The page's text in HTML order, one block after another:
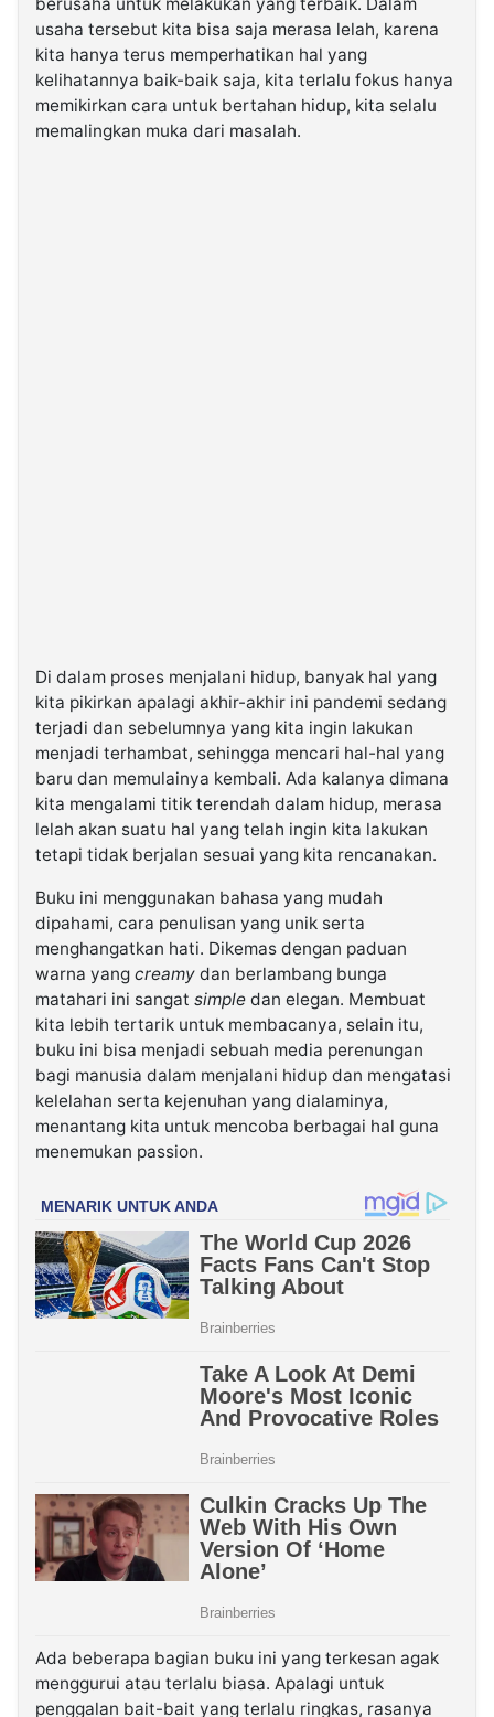
berusaha untuk melakukan yang terbaik. Dalam
usaha tersebut kita bisa saja merasa lelah, karena
kita hanya terus memperhatikan hal yang
kelihatannya baik-baik saja, kita terlalu fokus hanya
memikirkan cara untuk bertahan hidup, kita selalu
memalingkan muka dari masalah.
Di dalam proses menjalani hidup, banyak hal yang
kita pikirkan apalagi akhir-akhir ini pandemi sedang
terjadi dan sebelumnya yang kita ingin lakukan
menjadi terhambat, sehingga mencari hal-hal yang
baru dan memulainya kembali. Ada kalanya dimana
kita mengalami titik terendah dalam hidup, merasa
lelah akan suatu hal yang telah ingin kita lakukan
tetapi tidak berjalan sesuai yang kita rencanakan.
Buku ini menggunakan bahasa yang mudah
dipahami, cara penulisan yang unik serta
menghangatkan hati. Dikemas dengan paduan
warna yang creamy dan berlambang bunga
matahari ini sangat simple dan elegan. Membuat
kita lebih tertarik untuk membacanya, selain itu,
buku ini bisa menjadi sebuah media perenungan
bagi manusia dalam menjalani hidup dan mengatasi
kelelahan serta kejenuhan yang dialaminya,
menantang kita untuk mencoba berbagai hal guna
menemukan passion.
Ada beberapa bagian buku ini yang terkesan agak
menggurui atau terlalu biasa. Apalagi untuk
penggalan bait-bait yang terlalu ringkas, rasanya